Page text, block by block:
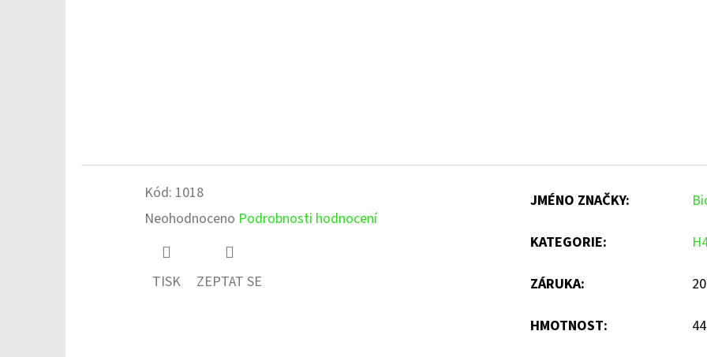
Kód: 1018
Průměrné
hodnocení
Neohodnoceno Podrobnosti hodnocení
TISK ZEPTAT SE
JMÉNO ZNAČKY:
KATEGORIE:
ZÁRUKA:
HMOTNOST: